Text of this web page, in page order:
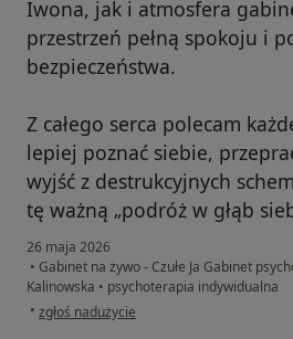
Iwona, jak i atmosfera
przestrzeń pełną spokoju i
bezpieczeństwa.
Z całego serca polecam
lepiej poznać siebie,
wyjść z destrukcyjnych
tę ważną „podróż w głąb
26 maja 2026
• Gabinet na żywo - Czułe Ja Gabinet
Kalinowska • psychoterapia indywidualna
• w opinii użytkownika Basia G
zgłoś nadużycie